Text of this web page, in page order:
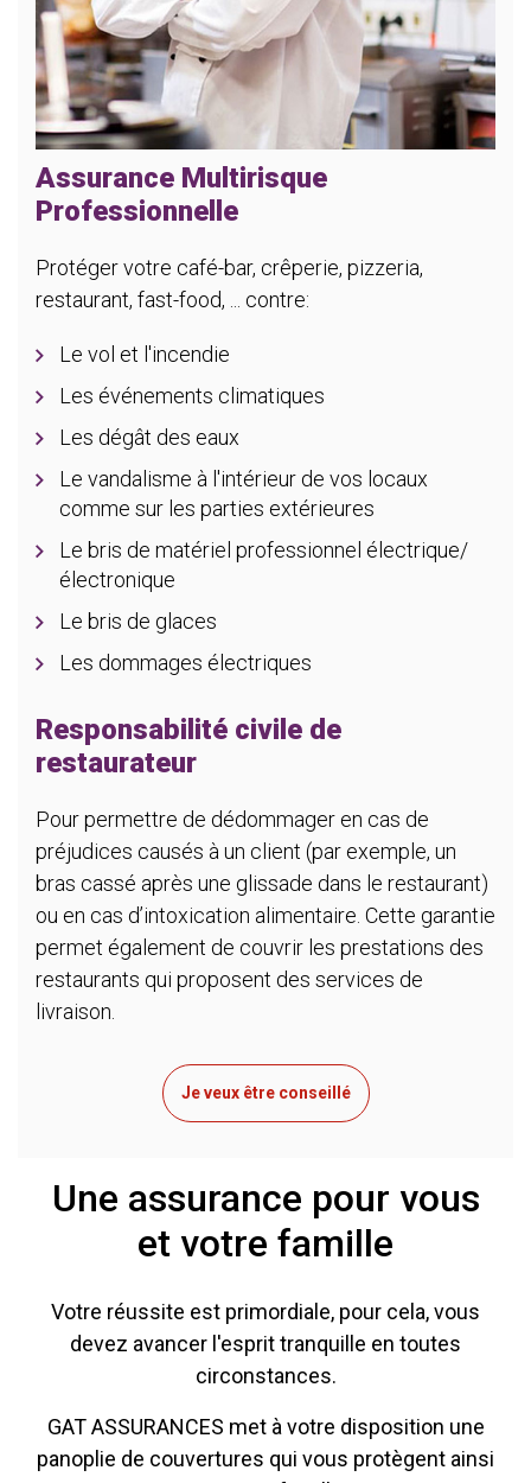
Assurance Multirisque
Professionnelle
Protéger votre café-bar, crêperie, pizzeria,
restaurant, fast-food, ... contre:
Le vol et l'incendie
Les événements climatiques
Les dégât des eaux
Le vandalisme à l'intérieur de vos locaux
comme sur les parties extérieures
Le bris de matériel professionnel électrique/
électronique
Le bris de glaces
Les dommages électriques
Responsabilité civile de
restaurateur
Pour permettre de dédommager en cas de
préjudices causés à un client (par exemple, un
bras cassé après une glissade dans le restaurant)
ou en cas d’intoxication alimentaire. Cette garantie
permet également de couvrir les prestations des
restaurants qui proposent des services de
livraison.
Je veux être conseillé
Une assurance pour vous
et votre famille
Votre réussite est primordiale, pour cela, vous
devez avancer l'esprit tranquille en toutes
circonstances.
GAT ASSURANCES met à votre disposition une
panoplie de couvertures qui vous protègent ainsi